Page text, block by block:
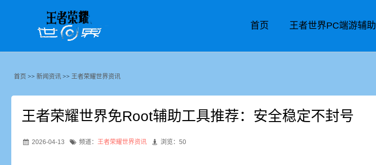
首页 王者世界PC端游辅助
首页 >> 新闻资讯 >> 王者荣耀世界资讯
王者荣耀世界免Root辅助工具推荐：安全稳定不封号
2026-04-13 频道： 王者荣耀世界资讯 浏览：50